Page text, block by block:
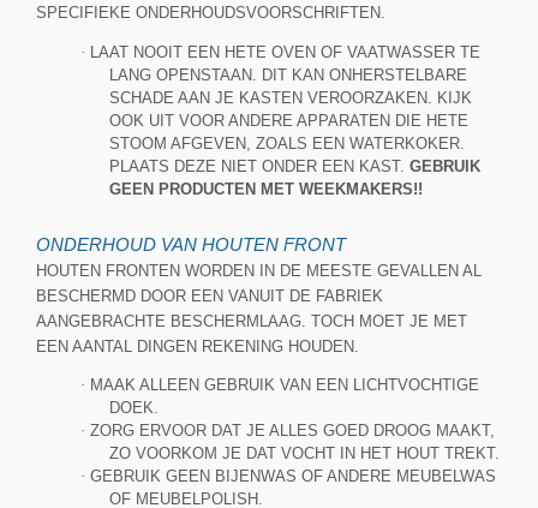
SPECIFIEKE ONDERHOUDSVOORSCHRIFTEN.
· LAAT NOOIT EEN HETE OVEN OF VAATWASSER TE
LANG OPENSTAAN. DIT KAN ONHERSTELBARE
SCHADE AAN JE KASTEN VEROORZAKEN. KIJK
OOK UIT VOOR ANDERE APPARATEN DIE HETE
STOOM AFGEVEN, ZOALS EEN WATERKOKER.
PLAATS DEZE NIET ONDER EEN KAST. GEBRUIK
GEEN PRODUCTEN MET WEEKMAKERS!!
ONDERHOUD VAN HOUTEN FRONT
HOUTEN FRONTEN WORDEN IN DE MEESTE GEVALLEN AL
BESCHERMD DOOR EEN VANUIT DE FABRIEK
AANGEBRACHTE BESCHERMLAAG. TOCH MOET JE MET
EEN AANTAL DINGEN REKENING HOUDEN.
· MAAK ALLEEN GEBRUIK VAN EEN LICHTVOCHTIGE
DOEK.
· ZORG ERVOOR DAT JE ALLES GOED DROOG MAAKT,
ZO VOORKOM JE DAT VOCHT IN HET HOUT TREKT.
· GEBRUIK GEEN BIJENWAS OF ANDERE MEUBELWAS
OF MEUBELPOLISH.